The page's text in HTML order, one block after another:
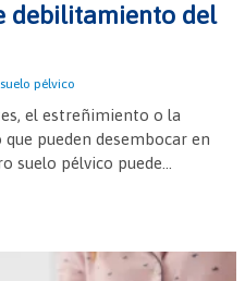
debilitamiento del
suelo pélvico
el estreñimiento o la
pueden desembocar en
pélvico puede...